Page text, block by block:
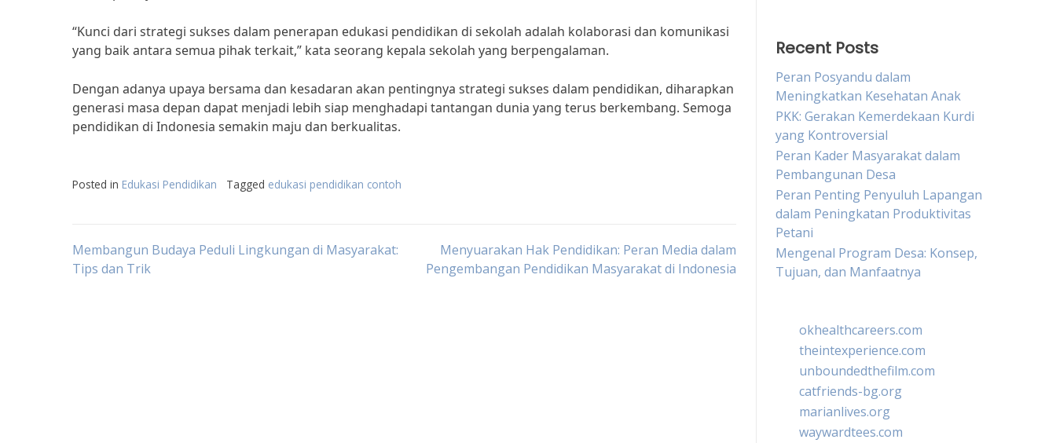
“Kunci dari strategi sukses dalam penerapan edukasi pendidikan di sekolah adalah kolaborasi dan komunikasi
yang baik antara semua pihak terkait,” kata seorang kepala sekolah yang berpengalaman.
Dengan adanya upaya bersama dan kesadaran akan pentingnya strategi sukses dalam pendidikan, diharapkan
generasi masa depan dapat menjadi lebih siap menghadapi tantangan dunia yang terus berkembang. Semoga
pendidikan di Indonesia semakin maju dan berkualitas.
Posted in Edukasi Pendidikan Tagged edukasi pendidikan contoh
Post
Membangun Budaya Peduli Lingkungan di Masyarakat:
Tips dan Trik
Menyuarakan Hak Pendidikan: Peran Media dalam
Pengembangan Pendidikan Masyarakat di Indonesia
Recent Posts
Peran Posyandu dalam
Meningkatkan Kesehatan Anak
PKK: Gerakan Kemerdekaan Kurdi
yang Kontroversial
Peran Kader Masyarakat dalam
Pembangunan Desa
Peran Penting Penyuluh Lapangan
dalam Peningkatan Produktivitas
Petani
Mengenal Program Desa: Konsep,
Tujuan, dan Manfaatnya
okhealthcareers.com
theintexperience.com
unboundedthefilm.com
catfriends-bg.org
marianlives.org
waywardtees.com